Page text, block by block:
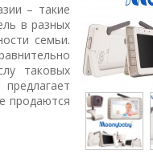
– такие
в разных
семьи.
таковых
продаются